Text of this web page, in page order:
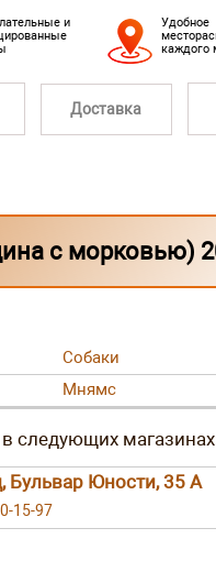
и
Удобное
каждого
Доставка
с морковью)
Собаки
Мнямс
Бульвар Юности, 35 А
15-97